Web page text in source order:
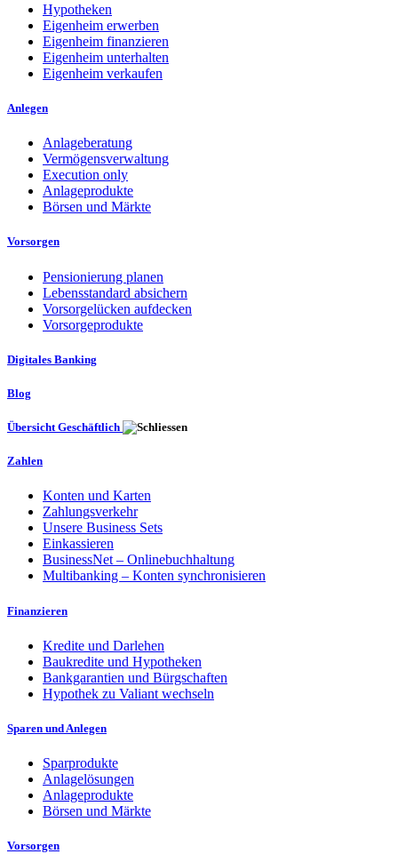
Hypotheken
Eigenheim erwerben
Eigenheim finanzieren
Eigenheim unterhalten
Eigenheim verkaufen
Anlegen
Anlageberatung
Vermögensverwaltung
Execution only
Anlageprodukte
Börsen und Märkte
Vorsorgen
Pensionierung planen
Lebensstandard absichern
Vorsorgelücken aufdecken
Vorsorgeprodukte
Digitales Banking
Blog
Übersicht Geschäftlich
Zahlen
Konten und Karten
Zahlungsverkehr
Unsere Business Sets
Einkassieren
BusinessNet – Onlinebuchhaltung
Multibanking – Konten synchronisieren
Finanzieren
Kredite und Darlehen
Baukredite und Hypotheken
Bankgarantien und Bürgschaften
Hypothek zu Valiant wechseln
Sparen und Anlegen
Sparprodukte
Anlagelösungen
Anlageprodukte
Börsen und Märkte
Vorsorgen